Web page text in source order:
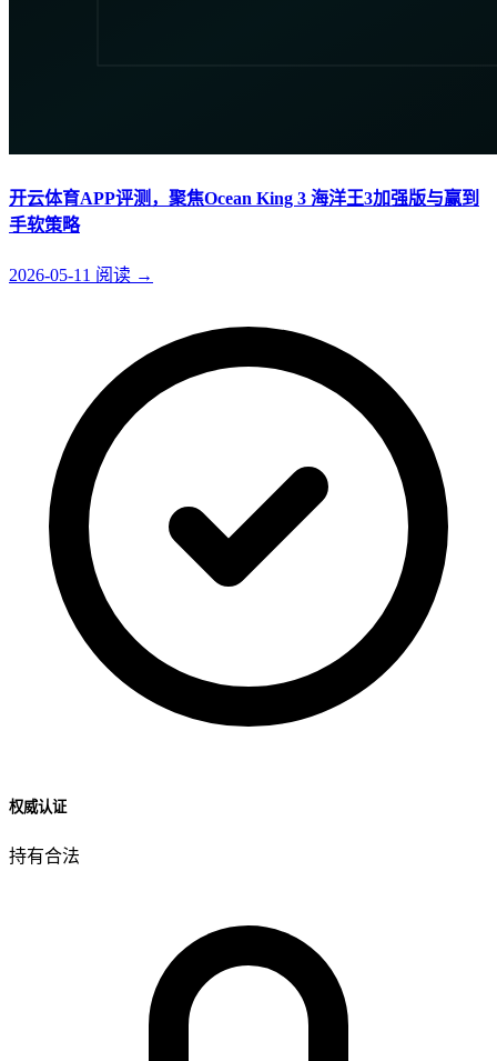
开云体育APP评测，聚焦Ocean King 3 海洋王3加强版与赢到
手软策略
2026-05-11 阅读 →
权威认证
持有合法